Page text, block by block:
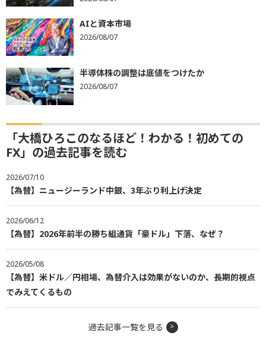
AIと資本市場
2026/08/07
半導体株の調整は底値をつけたか
2026/08/07
「大橋ひろこのなるほど！わかる！初めての
FX」の過去記事を読む
2026/07/10
【為替】ニュージーランド中銀、3年ぶり利上げ決定
2026/06/12
【為替】2026年前半の勝ち組通貨「豪ドル」下落、なぜ？
2026/05/08
【為替】米ドル／円相場、為替介入は効果がないのか、長期的視点
でみえてくるもの
過去記事一覧を見る